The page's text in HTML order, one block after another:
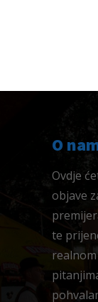
O
Ovdje
objave
te